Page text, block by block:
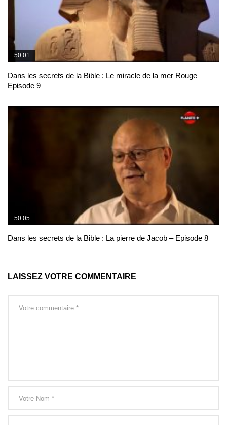
50:01
Dans les secrets de la Bible : Le miracle de la mer Rouge –
Episode 9
50:05
Dans les secrets de la Bible : La pierre de Jacob – Episode 8
LAISSEZ VOTRE COMMENTAIRE